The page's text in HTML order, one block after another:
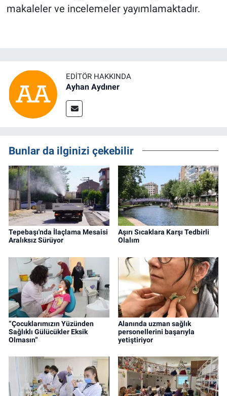
makaleler ve incelemeler yayımlamaktadır.
EDITÖR HAKKINDA
Ayhan Aydıner
Bunlar da ilginizi çekebilir
Tepebaşı'nda İlaçlama Mesaisi
Aralıksız Sürüyor
Aşırı Sıcaklara Karşı Tedbirli
Olalım
“Çocuklarımızın Yüzünden
Sağlıklı Gülücükler Eksik
Olmasın”
Alanında uzman sağlık
personellerini başarıyla
yetiştiriyor